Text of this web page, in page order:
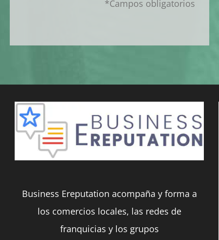
*Campos obligatorios
Business Ereputation acompaña y forma a
los comercios locales, las redes de
franquicias y los grupos